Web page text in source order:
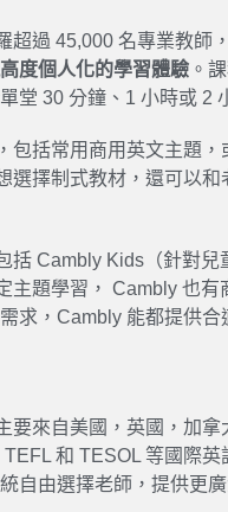
超過 45,000 名專業教師
度個人化的學習體驗 。
堂 30 分鐘、1 小時或 2
包括常用商用英文主題，
擇制式教材，還可以和
括 Cambly Kids（針對兒
主題學習， Cambly 也有
求，Cambly 能都提供合
要來自美國，英國，加拿
和 TESOL 等國際
自由選擇老師，提供更